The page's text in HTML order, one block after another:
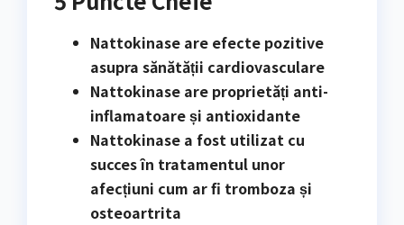
Nattokinase are efecte pozitive
asupra sănătății cardiovasculare
Nattokinase are proprietăți anti-
inflamatoare și antioxidante
Nattokinase a fost utilizat cu
succes în tratamentul unor
afecțiuni cum ar fi tromboza și
osteoartrita